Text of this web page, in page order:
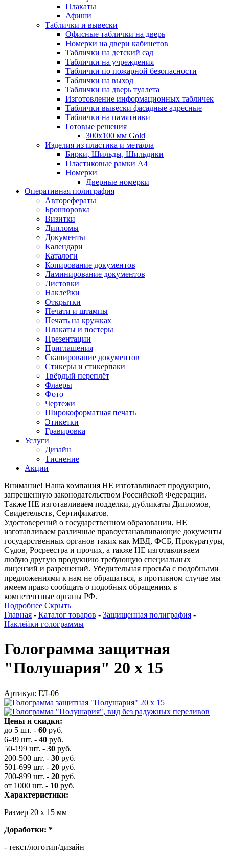
Плакаты
Афиши
Таблички и вывески
Офисные таблички на дверь
Номерки на двери кабинетов
Таблички на детский сад
Таблички на учреждения
Таблички по пожарной безопасности
Таблички на выход
Таблички на дверь туалета
Изготовление информационных табличек
Таблички вывески фасадные адресные
Таблички на памятники
Готовые решения
300x100 мм Gold
Изделия из пластика и металла
Бирки, Шильды, Шильдики
Пластиковые рамки А4
Номерки
Дверные номерки
Оперативная полиграфия
Авторефераты
Брошюровка
Визитки
Дипломы
Документы
Календари
Каталоги
Копирование документов
Ламинирование документов
Листовки
Наклейки
Открытки
Печати и штампы
Печать на кружках
Плакаты и постеры
Презентации
Приглашения
Сканирование документов
Стикеры и стикерпаки
Твёрдый переплёт
Флаеры
Фото
Чертежи
Широкоформатная печать
Этикетки
Гравировка
Услуги
Дизайн
Тиснение
Акции
Внимание! Наша компания НЕ изготавливает продукцию,
запрещенную законодательством Российской Федерации.
Также НЕ изготавливаем подделки, дубликаты Дипломов,
Свидетельств, Сертификатов,
Удостоверений о государственном образовании, НЕ
изготавливаем различные правоустанавливающие документы
государственных органов таких как МВД, ФСБ, Прокуратуры,
Судов, Росреестра и прочих, а также НЕ изготавливаем
любую другую продукцию требующую специальных
лицензий и разрешений. Убедительная просьба с подобными
предложениями к нам не обращаться, в противном случае мы
имеем право сообщать о подобных обращениях в
компетентные органы РФ.
Подробнее Скрыть
Главная - Каталог товаров - Защищенная полиграфия -
Наклейки голограммы
Голограмма защитная
"Полушария" 20 х 15
Артикул: ГЛ-06
Цены и скидки:
до 5 шт. - 60 руб.
6-49 шт. - 40 руб.
50-199 шт. - 30 руб.
200-500 шт. - 30 руб.
501-699 шт. - 20 руб.
700-899 шт. - 20 руб.
от 1000 шт. - 10 руб.
Характеристики:
Размер 20 х 15 мм
Доработки: *
- текст/логотип/дизайн